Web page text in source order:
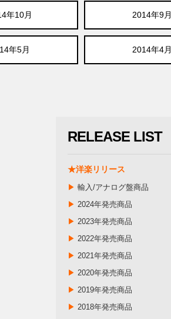
年10月 2014年9月
年5月 2014年4月
RELEASE LIST
★洋楽リリース
▶ 輸入/アナログ盤商品
▶ 2024年発売商品
▶ 2023年発売商品
▶ 2022年発売商品
▶ 2021年発売商品
▶ 2020年発売商品
▶ 2019年発売商品
▶ 2018年発売商品